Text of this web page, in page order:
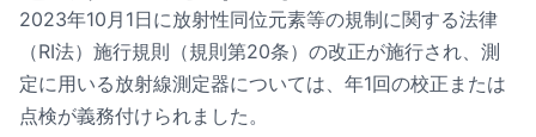
2023年10月1日に放射性同位元素等の規制に関する法律
（RI法）施行規則（規則第20条）の改正が施行され、測
定に用いる放射線測定器については、年1回の校正または
点検が義務付けられました。